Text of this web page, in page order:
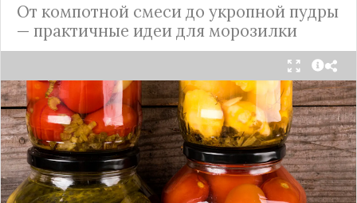
От компотной смеси до укропной пудры
— практичные идеи для морозилки
Каждый год, когда приходит пора богатого
урожая, я стараюсь сохранить максимум летних
витаминов. Закатки в банки — это, безусловно,
классика, которая никуда не уходит из нашей
жизни. Но современный подход к хранению
продуктов показывает, что есть и более простые,
быстрые и удобные способы.